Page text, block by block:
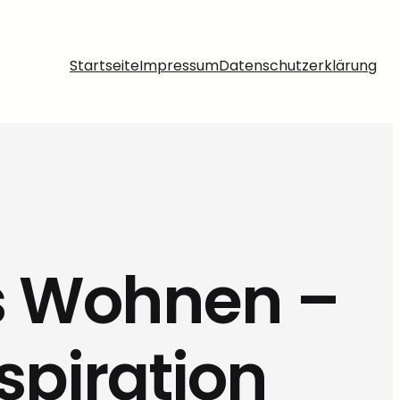
StartseiteImpressumDatenschutzerklärung
–